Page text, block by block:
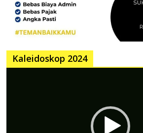
Kaleidoskop 2024